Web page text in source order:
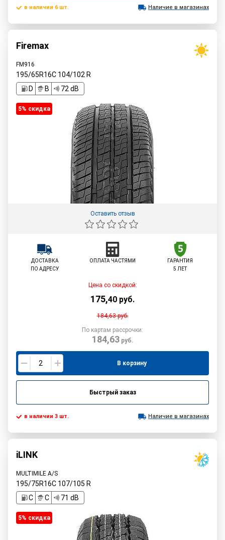
в наличии 6 шт. Наличие в магазинах
Firemax
FM916
195/65R16C 104/102 R
D
B 72 dB
5% cкидка
Оставить отзыв
ДОСТАВКА
ПО АДРЕСУ
ОПЛАТА ЧАСТЯМИ
ГАРАНТИЯ
5 ЛЕТ
Цена со скидкой:
175,40 руб.
184,63руб.
По картам рассрочки:
184,63руб.
В корзину
Быстрый заказ
в наличии 3 шт. Наличие в магазинах
iLINK
MULTIMILE A/S
195/75R16C 107/105 R
C
C 71 dB
5% cкидка